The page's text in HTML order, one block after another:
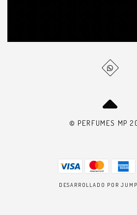
© PERFUMES MP
DESARROLLADO POR